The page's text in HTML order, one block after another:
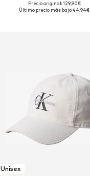
Tallas disponibles: One Size
Precio original: 129,90€
Último precio más bajo:44,94€
Unisex